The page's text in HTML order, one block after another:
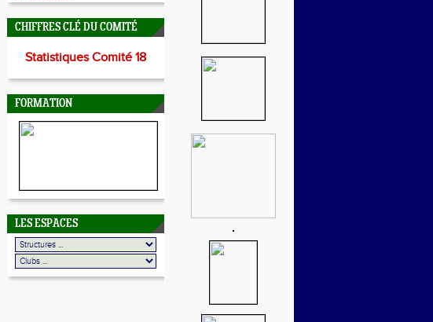
CHIFFRES CLÉ DU COMITÉ
Statistiques Comité 18
FORMATION
LES ESPACES